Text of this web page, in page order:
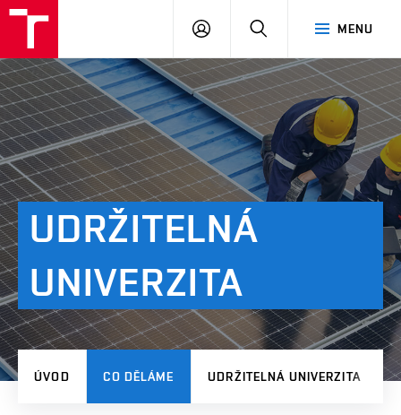
MENU
PŘIHLÁSIT
UDRŽITELNÁ
UNIVERZITA
ÚVOD CO DĚLÁME UDRŽITELNÁ UNIVERZITA